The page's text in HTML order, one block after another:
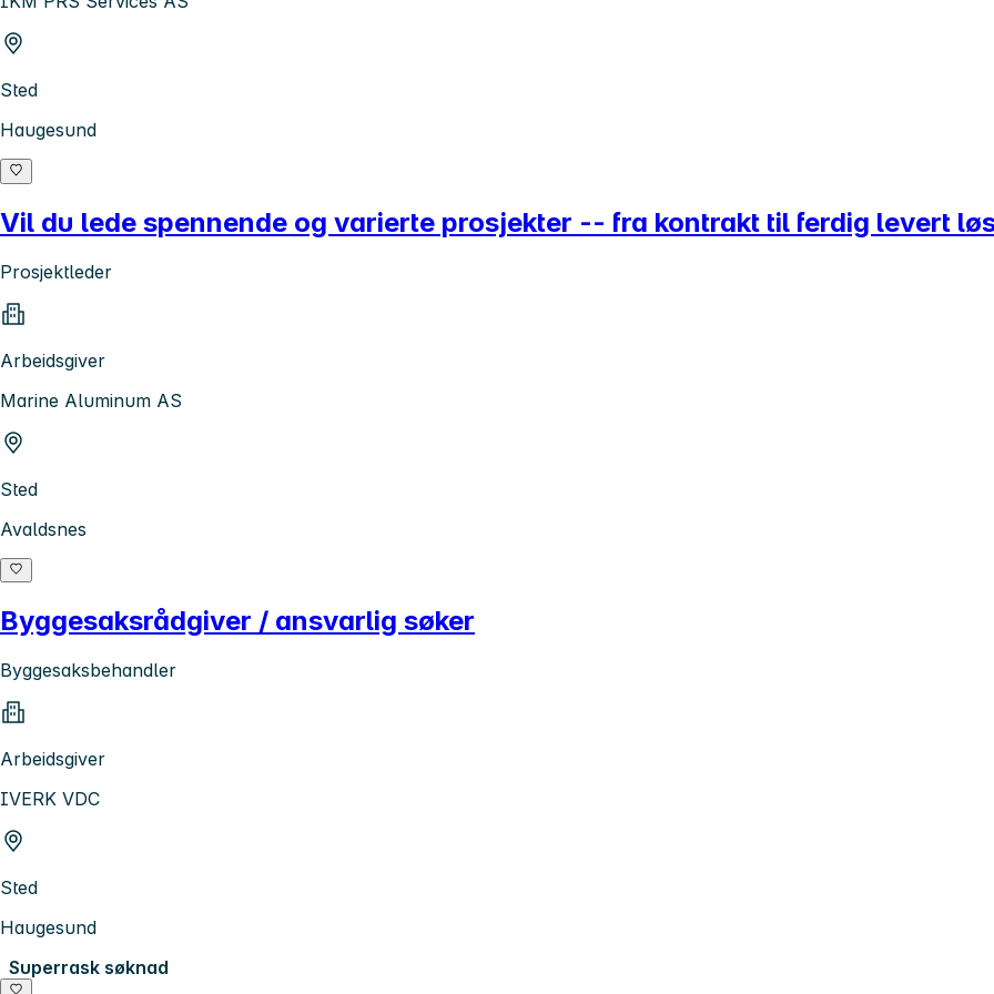
Sted
Haugesund
Vil du lede spennende og varierte prosjekter -- fra kontrakt til ferdig levert
Prosjektleder
Arbeidsgiver
Marine Aluminum AS
Sted
Avaldsnes
Byggesaksrådgiver / ansvarlig søker
Byggesaksbehandler
Arbeidsgiver
IVERK VDC
Sted
Haugesund
Superrask søknad